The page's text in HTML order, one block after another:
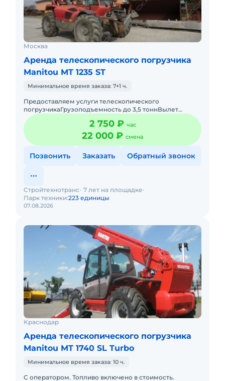
Москва
Аренда телескопического погрузчика
Manitou MT 1235 ST
Минимальное время заказа: 7+1 ч.
Предоставляем услуги телескопического
погрузчикаГрузоподъемность до 3,5 тоннВылет
стрелы 12 метровПодача в день заказа. Пакет отчетных
документов. С оператором.
2 750 ₽ час
22 000 ₽ смена
Позвонить Заказать Обратный звонок
07.08.2026
Стройтехнотранс 7 лет на площадке
Парк техники:223 единицы
Краснодар
Аренда телескопического погрузчика
Manitou MT 1740 SL Turbo
Минимальное время заказа: 10 ч.
С оператором. Топливо включено в стоимость.